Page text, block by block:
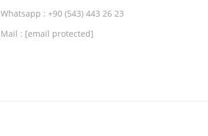
Whatsapp : +90 (543) 443 26 23
Mail : [email protected]